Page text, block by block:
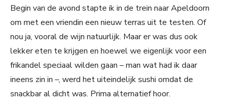
Begin van de avond stapte ik in de trein naar Apeldoorn
om met een vriendin een nieuw terras uit te testen. Of
nou ja, vooral de wijn natuurlijk. Maar er was dus ook
lekker eten te krijgen en hoewel we eigenlijk voor een
frikandel speciaal wilden gaan – man wat had ik daar
ineens zin in –, werd het uiteindelijk sushi omdat de
snackbar al dicht was. Prima alternatief hoor.